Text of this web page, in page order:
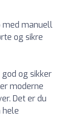
med manuell
og sikre
og sikker
moderne
Det er du
hele